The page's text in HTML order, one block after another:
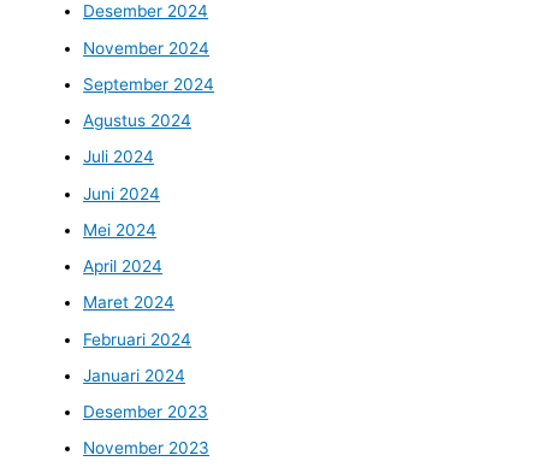
Desember 2024
November 2024
September 2024
Agustus 2024
Juli 2024
Juni 2024
Mei 2024
April 2024
Maret 2024
Februari 2024
Januari 2024
Desember 2023
November 2023